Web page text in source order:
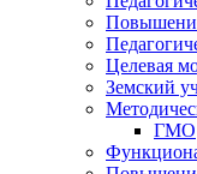
Целевая
Земский
ГМО